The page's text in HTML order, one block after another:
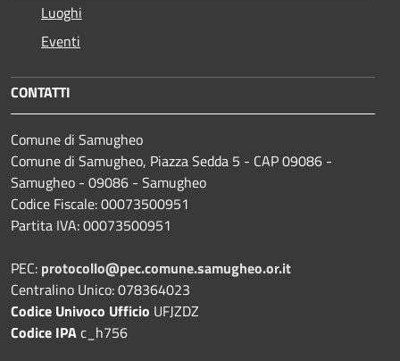
Luoghi
Eventi
CONTATTI
Comune di Samugheo
Comune di Samugheo, Piazza Sedda 5 - CAP 09086 -
Samugheo - 09086 - Samugheo
Codice Fiscale: 00073500951
Partita IVA: 00073500951
PEC: protocollo@pec.comune.samugheo.or.it
Centralino Unico: 078364023
Codice Univoco Ufficio UFJZDZ
Codice IPAc_h756